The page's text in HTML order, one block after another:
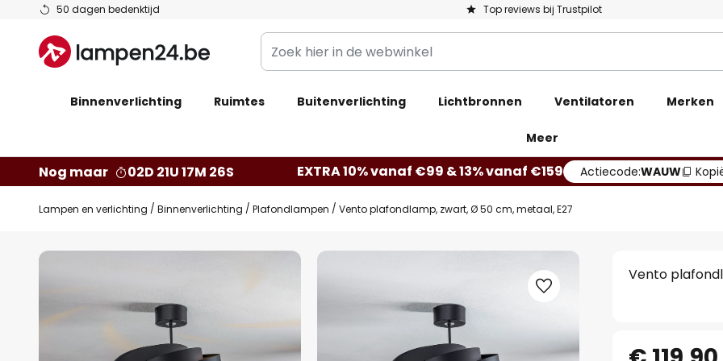
50 dagen bedenktijd Top reviews bij Trustpilot
Ga
de
inhoud
Zoek
hier
de
Binnenverlichting Ruimtes Buitenverlichting Lichtbronnen Ventilatoren Merken
Meer
Nog maar 02D 21U 17M 25S EXTRA 10% vanaf €99 & 13% vanaf €159 Actiecode:WAUW
Lampen en verlichting Binnenverlichting Plafondlampen Vento plafondlamp, zwart, Ø 50 cm, metaal, E27
Ga
einde
Vento